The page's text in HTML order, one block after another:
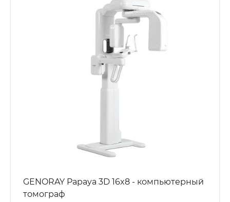
GENORAY Papaya 3D 16x8 - компьютерный
томограф